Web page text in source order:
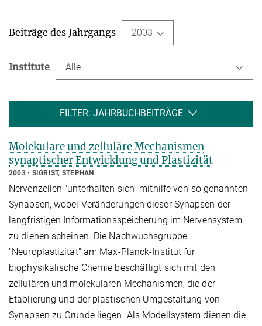
Beiträge des Jahrgangs 2003
Institute Alle
FILTER: JAHRBUCHBEITRÄGE
Molekulare und zelluläre Mechanismen
synaptischer Entwicklung und Plastizität
2003 SIGRIST, STEPHAN
Nervenzellen "unterhalten sich" mithilfe von so genannten
Synapsen, wobei Veränderungen dieser Synapsen der
langfristigen Informationsspeicherung im Nervensystem
zu dienen scheinen. Die Nachwuchsgruppe
"Neuroplastizität" am Max-Planck-Institut für
biophysikalische Chemie beschäftigt sich mit den
zellulären und molekularen Mechanismen, die der
Etablierung und der plastischen Umgestaltung von
Synapsen zu Grunde liegen. Als Modellsystem dienen die